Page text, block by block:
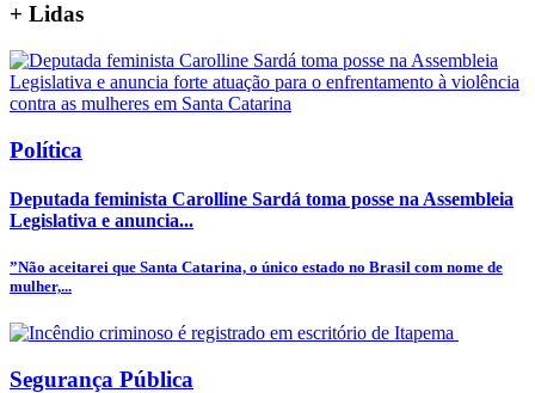
+ Lidas
Política
Deputada feminista Carolline Sardá toma posse na Assembleia
Legislativa e anuncia...
”Não aceitarei que Santa Catarina, o único estado no Brasil com nome de
mulher,...
Segurança Pública